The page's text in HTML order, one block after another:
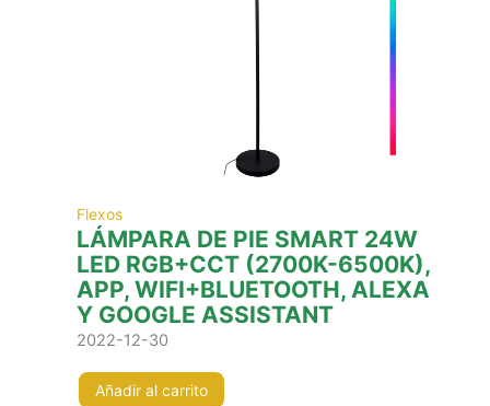
Flexos
LÁMPARA DE PIE SMART 24W
LED RGB+CCT (2700K-6500K),
APP, WIFI+BLUETOOTH, ALEXA
Y GOOGLE ASSISTANT
2022-12-30
Añadir al carrito